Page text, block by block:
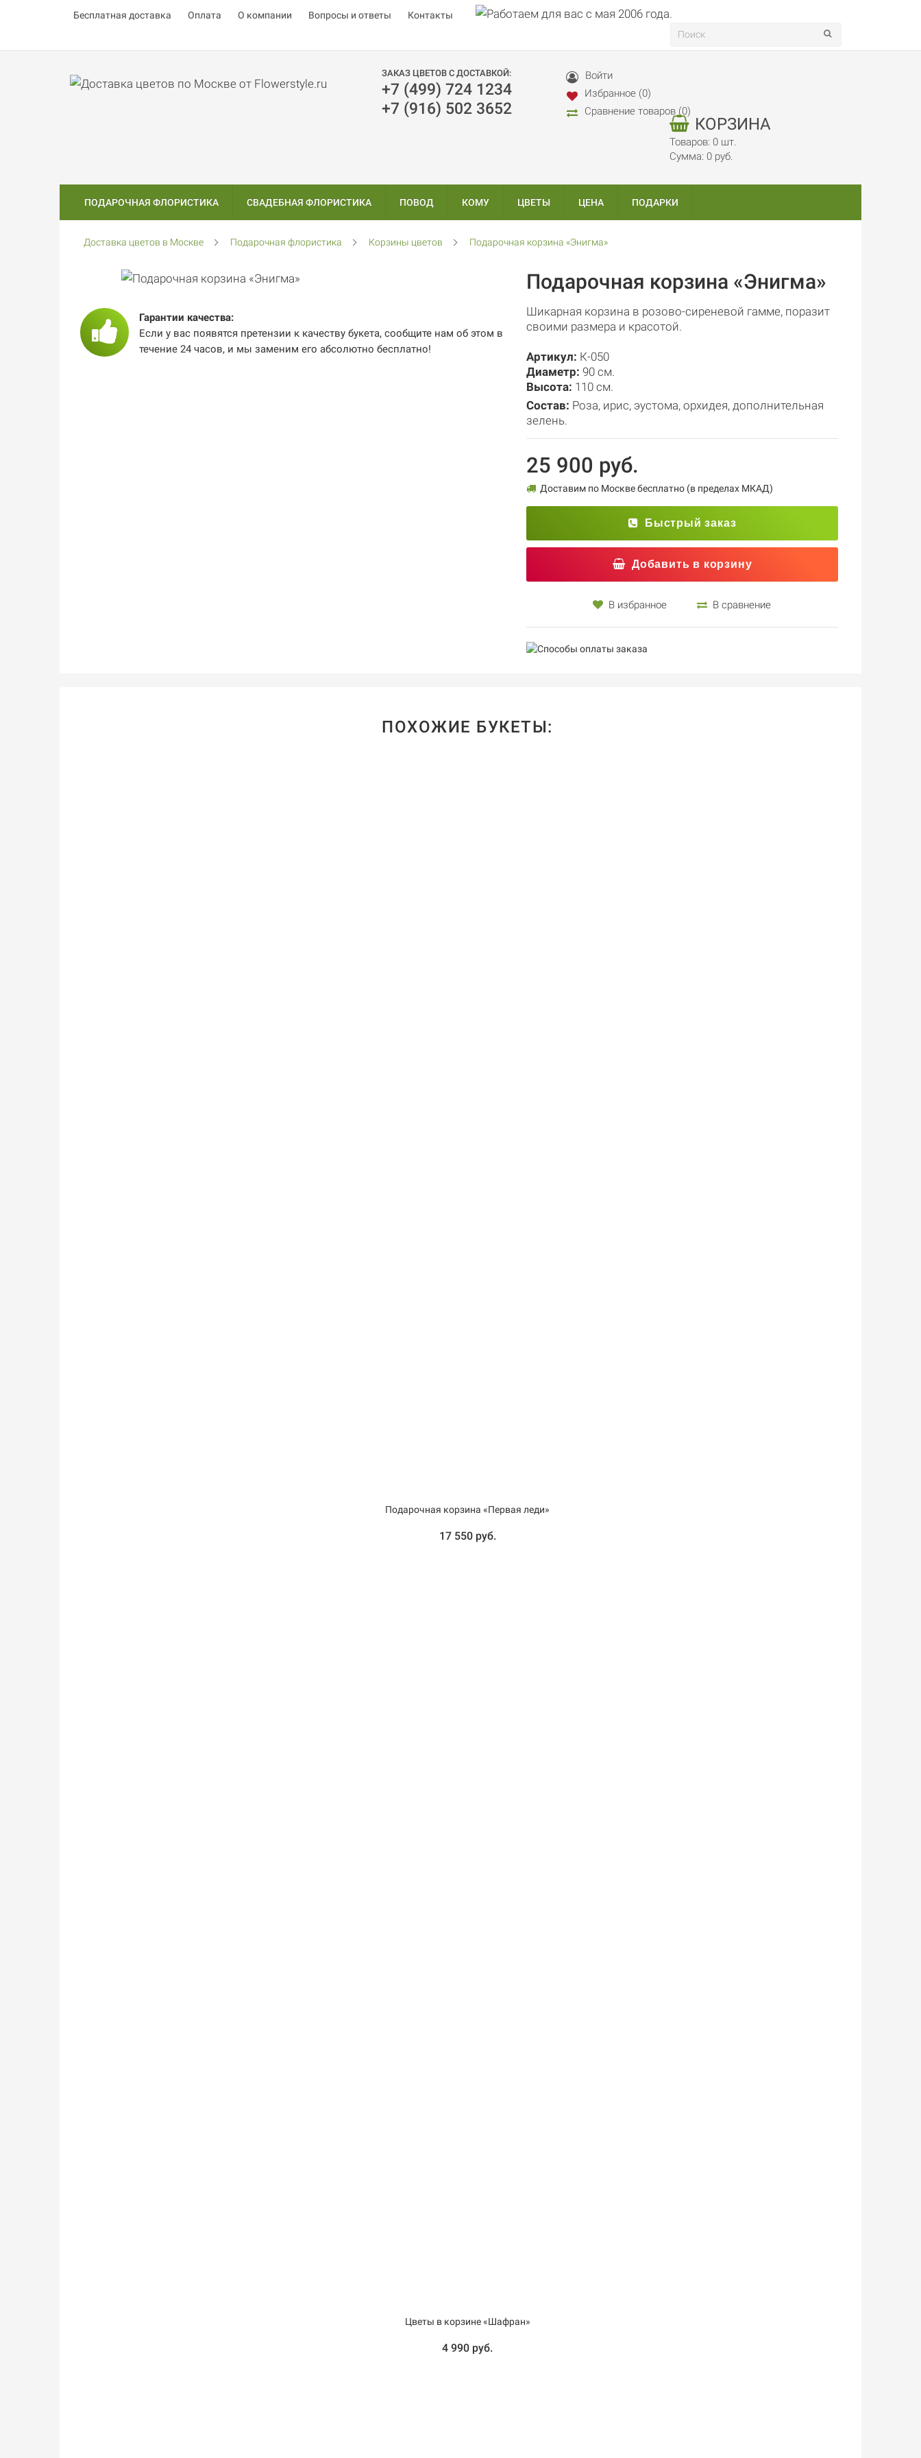
Бесплатная доставка Оплата О компании Вопросы и ответы Контакты
ЗАКАЗ ЦВЕТОВ С ДОСТАВКОЙ:
+7 (499) 724 1234
+7 (916) 502 3652
Войти
Избранное (0)
Сравнение товаров (0)
КОРЗИНА
Товаров: 0 шт.
Сумма: 0 руб.
ПОДАРОЧНАЯ ФЛОРИСТИКА СВАДЕБНАЯ ФЛОРИСТИКА ПОВОД КОМУ ЦВЕТЫ ЦЕНА ПОДАРКИ
Доставка цветов в Москве Подарочная флористика Корзины цветов Подарочная корзина «Энигма»
Гарантии качества:
Если у вас появятся претензии к качеству букета, сообщите нам об этом в
течение 24 часов, и мы заменим его абсолютно бесплатно!
Подарочная корзина «Энигма»
Шикарная корзина в розово-сиреневой гамме, поразит
своими размера и красотой.
Артикул: К-050
Диаметр: 90 см.
Высота: 110 см.
Состав: Роза, ирис, эустома, орхидея, дополнительная
зелень.
25 900 руб.
Доставим по Москве бесплатно (в пределах МКАД)
Быстрый заказ
Добавить в корзину
В избранное В сравнение
ПОХОЖИЕ БУКЕТЫ:
Подарочная корзина «Первая леди»
17 550 руб.
Цветы в корзине «Шафран»
4 990 руб.